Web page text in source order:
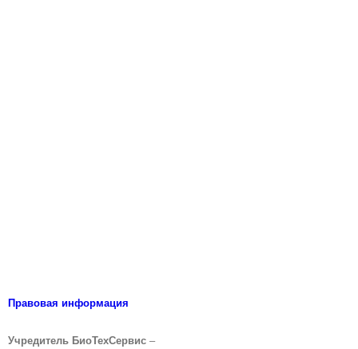
Правовая информация
Учредитель БиоТехСервис –